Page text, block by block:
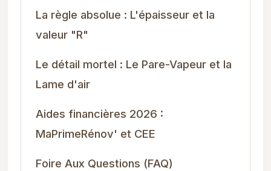
La règle absolue : L'épaisseur et la
valeur "R"
Le détail mortel : Le Pare-Vapeur et la
Lame d'air
Aides financières 2026 :
MaPrimeRénov' et CEE
Foire Aux Questions (FAQ)